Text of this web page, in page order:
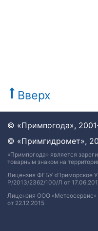
Вверх
© «Примпогода»,
© «Примгидромет»,
«Примпогода» является
товарным знаком на
Лицензия ФГБУ «Приморское
Р/2013/2362/100/Л от
Лицензия ООО
от 22.12.2015